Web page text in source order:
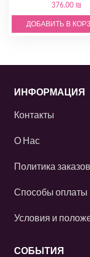
376.00 ₪
ДОБАВИТЬ В
ИНФОРМАЦИЯ
Контакты
О Нас
Политика заказов
Способы оплаты
Условия и
СОБЫТИЯ